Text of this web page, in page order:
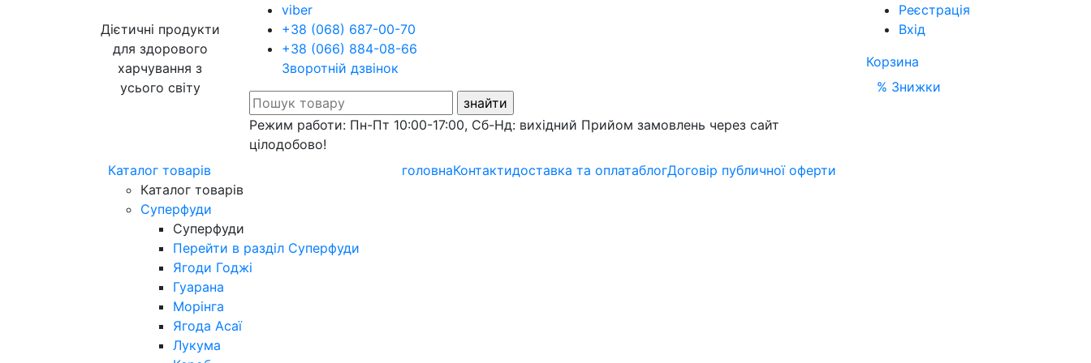
Дієтичні продукти
для здорового
харчування з
усього світу
viber
+38 (068) 687-00-70
+38 (066) 884-08-66
Зворотній дзвінок
Режим работи: Пн-Пт 10:00-17:00, Сб-Нд: вихідний Прийом замовлень через сайт
цілодобово!
Реєстрація
Вхід
Корзина
% Знижки
Каталог товарів
Каталог товарів
Суперфуди
Суперфуди
Перейти в разділ Суперфуди
Ягоди Годжі
Гуарана
Морінга
Ягода Асаї
Лукума
головнаКонтактидоставка та оплатаблогДоговір публичної оферти